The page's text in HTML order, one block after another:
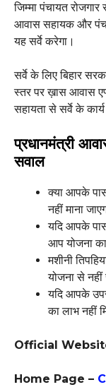
जिम्मा पंचायत
आवास सहायक और
यह सर्वे करेगा।
सर्वे के लिए बिहार
स्तर पर ख़ास आवास
सहायता से सर्वे के कार्य
प्रधानमंत्री
सवाल
क्या आपके
नहीं माना
यदि आपके पास
आप योजना
मशीनी
योजना से नहीं
यदि आपके
का लाभ नहीं
Official
Home Page –